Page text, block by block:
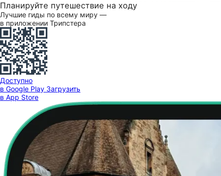
Планируйте путешествие на ходу
Лучшие гиды по всему миру —
в приложении Трипстера
Доступно
в Google Play Загрузить
в App Store